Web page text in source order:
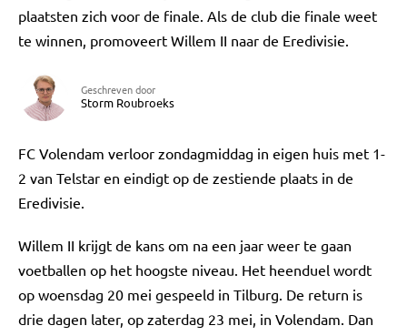
plaatsten zich voor de finale. Als de club die finale weet
te winnen, promoveert Willem II naar de Eredivisie.
Geschreven door
Storm Roubroeks
FC Volendam verloor zondagmiddag in eigen huis met 1-
2 van Telstar en eindigt op de zestiende plaats in de
Eredivisie.
Willem II krijgt de kans om na een jaar weer te gaan
voetballen op het hoogste niveau. Het heenduel wordt
op woensdag 20 mei gespeeld in Tilburg. De return is
drie dagen later, op zaterdag 23 mei, in Volendam. Dan